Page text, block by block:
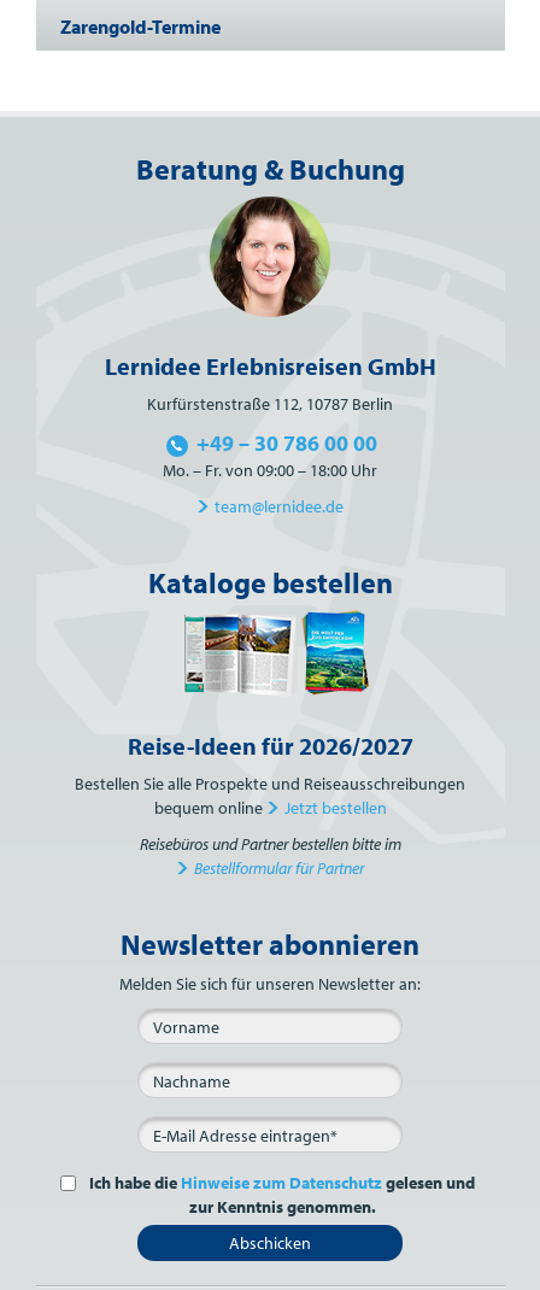
Zarengold-Termine
Beratung & Buchung
Lernidee Erlebnisreisen GmbH
Kurfürstenstraße 112, 10787 Berlin
+49 – 30 786 00 00
Mo. – Fr. von 09:00 – 18:00 Uhr
team@lernidee.de
Kataloge bestellen
Reise-Ideen für 2026/2027
Bestellen Sie alle Prospekte und Reiseausschreibungen
bequem online
Jetzt bestellen
Reisebüros und Partner bestellen bitte im
Bestellformular für Partner
Bitte nicht ausfüllen.
Newsletter abonnieren
Melden Sie sich für unseren Newsletter an:
Ich habe die Hinweise zum Datenschutzgelesen und
zur Kenntnis genommen.
Abschicken